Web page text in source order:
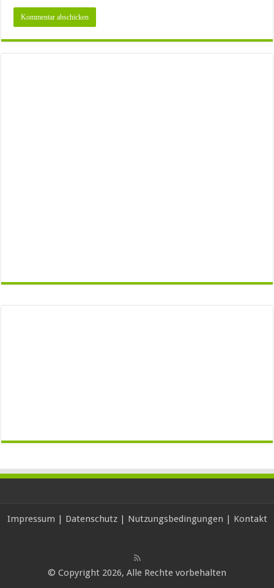
Impressum | Datenschutz| Nutzungsbedingungen | Kontakt
© Copyright 2026, Alle Rechte vorbehalten